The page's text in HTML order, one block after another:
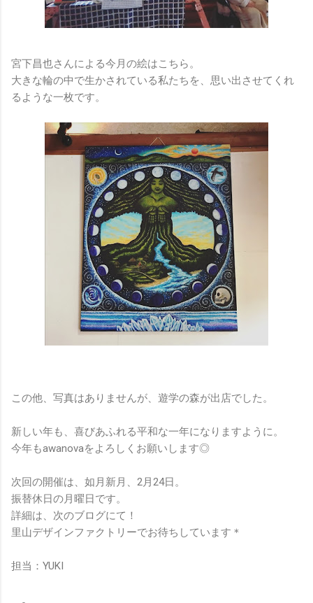
宮下昌也さんによる今月の絵はこちら。
大きな輪の中で生かされている私たちを、思い出させてくれ
るような一枚です。
この他、写真はありませんが、遊学の森が出店でした。
新しい年も、喜びあふれる平和な一年になりますように。
今年もawanovaをよろしくお願いします◎
次回の開催は、如月新月、2月24日。
振替休日の月曜日です。
詳細は、次のブログにて！
里山デザインファクトリーでお待ちしています＊
担当：YUKI